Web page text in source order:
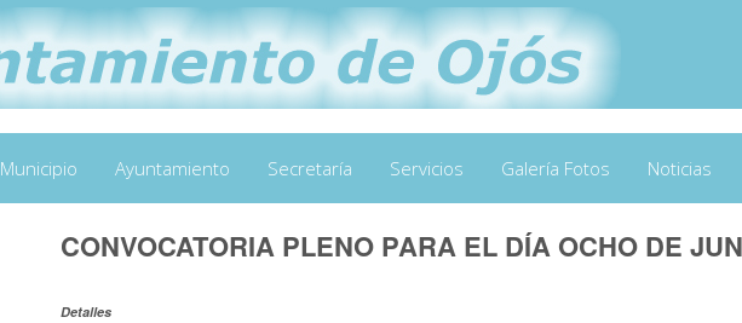
Municipio Ayuntamiento Secretaría Servicios Galería Fotos Noticias
CONVOCATORIA PLENO PARA EL DÍA OCHO DE
Detalles